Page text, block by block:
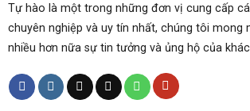
Tự hào là một trong những đơn vị cung cấp
chuyên nghiệp và uy tín nhất, chúng tôi mong
nhiều hơn nữa sự tin tưởng và ủng hộ của